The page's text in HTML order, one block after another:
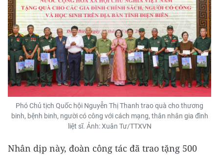
Phó Chủ tịch Quốc hội Nguyễn Thị Thanh trao quà cho thương
binh, bệnh binh, người có công với cách mạng, thân nhân gia đình
liệt sĩ. Ảnh: Xuân Tư/TTXVN
Nhân dịp này, đoàn công tác đã trao tặng 500